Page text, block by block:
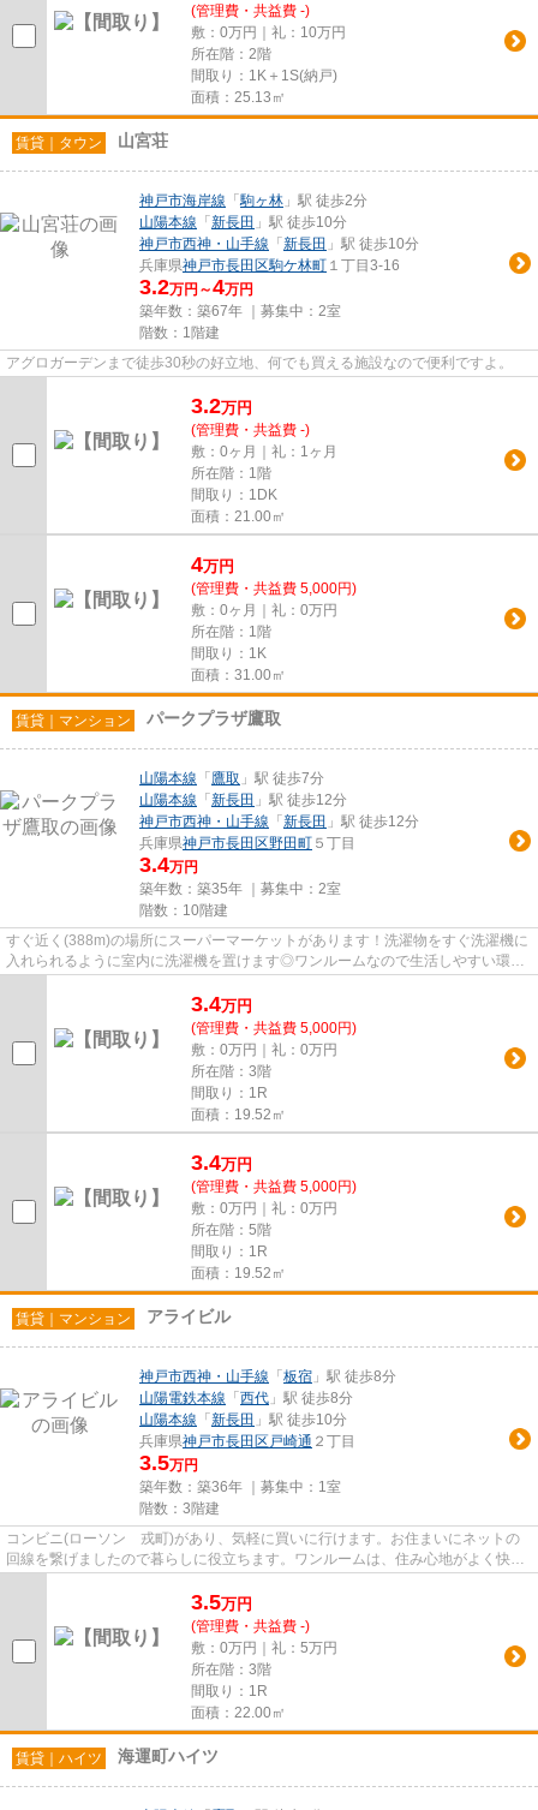
(管理費・共益費 -)
敷：0万円｜礼：10万円
所在階：2階
間取り：1K＋1S(納戸)
面積：25.13㎡
賃貸｜タウン 山宮荘
神戸市海岸線 「駒ヶ林 」駅 徒歩2分
山陽本線 「 新長田 」駅 徒歩10分
神戸市西神・山手線 「 新長田 」駅 徒歩10分
兵庫県神戸市長田区駒ケ林町 １丁目3-16
3.2万円～4万円
築年数：築67年 ｜募集中： 2室
階数：1階建
アグロガーデンまで徒歩30秒の好立地、何でも買える施設なので便利ですよ。
3.2万円
(管理費・共益費 -)
敷：0ヶ月｜礼：1ヶ月
所在階：1階
間取り：1DK
面積：21.00㎡
4万円
(管理費・共益費 5,000円)
敷：0ヶ月｜礼：0万円
所在階：1階
間取り：1K
面積：31.00㎡
賃貸｜マンション パークプラザ鷹取
山陽本線 「 鷹取 」駅 徒歩7分
山陽本線 「 新長田 」駅 徒歩12分
神戸市西神・山手線 「 新長田 」駅 徒歩12分
兵庫県神戸市長田区野田町 ５丁目
3.4万円
築年数：築35年 ｜募集中： 2室
階数：10階建
すぐ近く(388m)の場所にスーパーマーケットがあります！洗濯物をすぐ洗濯機に
入れられるように室内に洗濯機を置けます◎ワンルームなので生活しやすい環境
3.4万円
(管理費・共益費 5,000円)
敷：0万円｜礼：0万円
所在階：3階
間取り：1R
面積：19.52㎡
3.4万円
(管理費・共益費 5,000円)
敷：0万円｜礼：0万円
所在階：5階
間取り：1R
面積：19.52㎡
賃貸｜マンション アライビル
神戸市西神・山手線 「 板宿 」駅 徒歩8分
山陽電鉄本線 「 西代 」駅 徒歩8分
山陽本線 「 新長田 」駅 徒歩10分
兵庫県神戸市長田区 戸崎通 ２丁目
3.5万円
築年数：築36年 ｜募集中： 1室
階数：3階建
コンビニ(ローソン 戎町)があり、気軽に買いに行けます。お住まいにネットの
回線を繋げましたので暮らしに役立ちます。ワンルームは、住み心地がよく快適
3.5万円
(管理費・共益費 -)
敷：0万円｜礼：5万円
所在階：3階
間取り：1R
面積：22.00㎡
賃貸｜ハイツ 海運町ハイツ